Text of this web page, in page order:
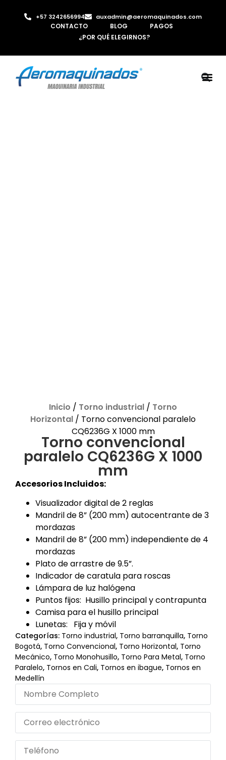
+57 3242656994 auxadmin@aeromaquinados.com
CONTACTO BLOG
PAGOS
¿POR QUÉ ELEGIRNOS?
Inicio / Torno industrial / Torno
Horizontal / Torno convencional paralelo
CQ6236G X 1000 mm
Torno convencional
paralelo CQ6236G X 1000
mm
Accesorios Incluidos:
Visualizador digital de 2 reglas
Mandril de 8” (200 mm) autocentrante de 3
mordazas
Mandril de 8” (200 mm) independiente de 4
mordazas
Plato de arrastre de 9.5”.
Indicador de caratula para roscas
Lámpara de luz halógena
Puntos fijos: Husillo principal y contrapunta
Camisa para el husillo principal
Lunetas: Fija y móvil
Categorías: Torno industrial, Torno barranquilla, Torno
Bogotá, Torno Convencional, Torno Horizontal, Torno
Mecánico, Torno Monohusillo, Torno Para Metal, Torno
Paralelo, Tornos en Cali, Tornos en ibague, Tornos en
Medellín